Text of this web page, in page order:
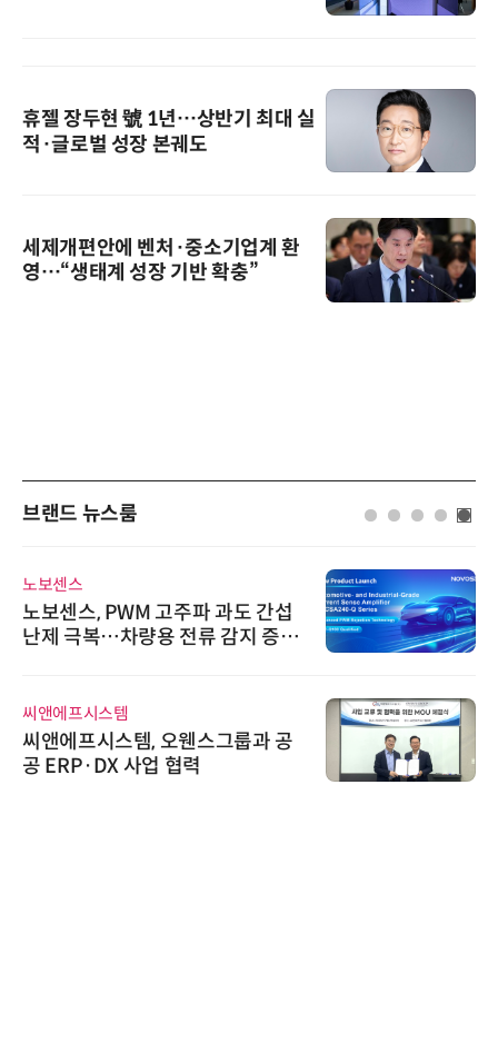
휴젤 장두현 號 1년…상반기 최대 실
적·글로벌 성장 본궤도
세제개편안에 벤처·중소기업계 환
영…“생태계 성장 기반 확충”
브랜드 뉴스룸
노보센스
노보센스, PWM 고주파 과도 간섭
난제 극복…차량용 전류 감지 증폭
씨앤에프시스템
씨앤에프시스템, 오웬스그룹과 공
공 ERP·DX 사업 협력